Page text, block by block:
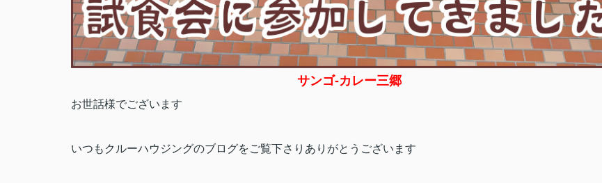
サンゴ-カレー三郷
お世話様でございます
いつもクルーハウジングのブログをご覧下さりありがとうございます